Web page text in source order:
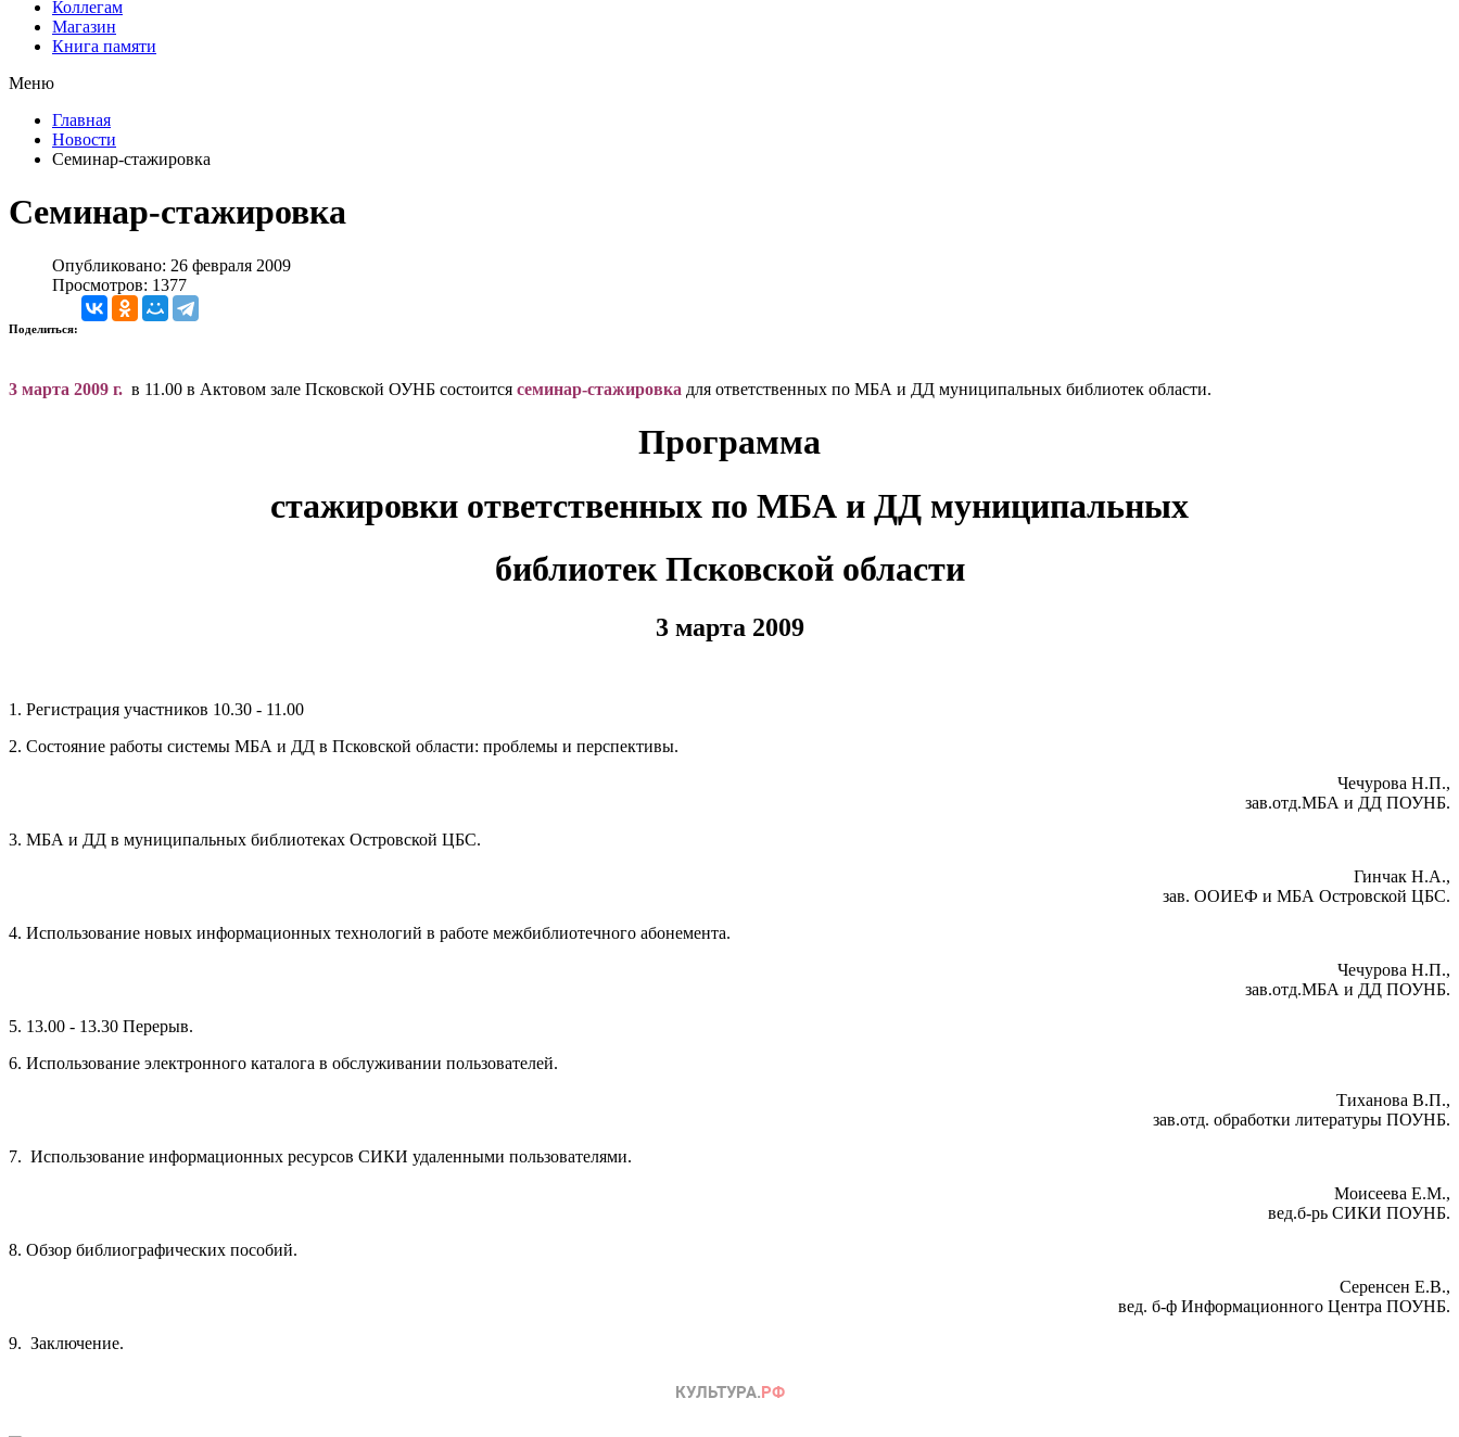
Коллегам
Магазин
Книга памяти
Меню
Главная
Новости
Семинар-стажировка
Семинар-стажировка
Опубликовано: 26 февраля 2009
Просмотров: 1377
Поделиться:
3 марта 2009 г. в 11.00 в Актовом зале Псковской ОУНБ состоится семинар-стажировка для ответственных по МБА и ДД муниципальных библиотек области.
Программа
стажировки ответственных по МБА и ДД муниципальных
библиотек Псковской области
3 марта 2009
1. Регистрация участников 10.30 - 11.00
2. Состояние работы системы МБА и ДД в Псковской области: проблемы и перспективы.
Чечурова Н.П.,
зав.отд.МБА и ДД ПОУНБ.
3. МБА и ДД в муниципальных библиотеках Островской ЦБС.
Гинчак Н.А.,
зав. ООИЕФ и МБА Островской ЦБС.
4. Использование новых информационных технологий в работе межбиблиотечного абонемента.
Чечурова Н.П.,
зав.отд.МБА и ДД ПОУНБ.
5. 13.00 - 13.30 Перерыв.
6. Использование электронного каталога в обслуживании пользователей.
Тиханова В.П.,
зав.отд. обработки литературы ПОУНБ.
7. Использование информационных ресурсов СИКИ удаленными пользователями.
Моисеева Е.М.,
вед.б-рь СИКИ ПОУНБ.
8. Обзор библиографических пособий.
Серенсен Е.В.,
вед. б-ф Информационного Центра ПОУНБ.
9. Заключение.